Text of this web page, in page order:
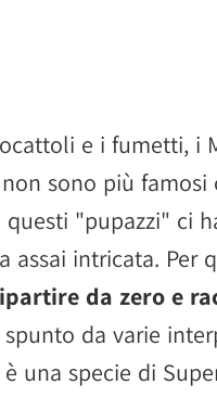
e i fumetti, i
sono più famosi
"pupazzi" ci
intricata. Per
da zero e
da varie
una specie di